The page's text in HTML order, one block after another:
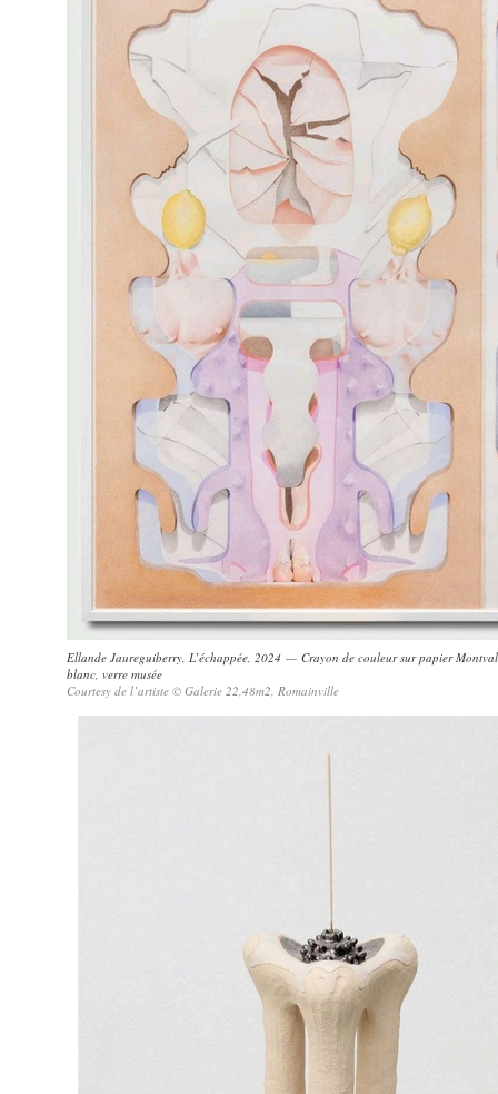
Ellande Jaureguiberry, L’échappée, 2024 — Crayon de couleur sur papier
blanc, verre musée
Courtesy de l’artiste © Galerie 22,48m2, Romainville